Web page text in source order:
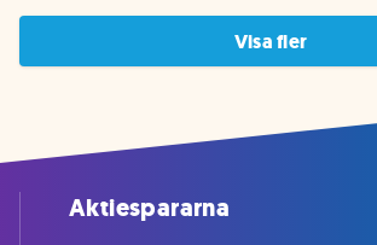
Visa fler
Aktiespararna